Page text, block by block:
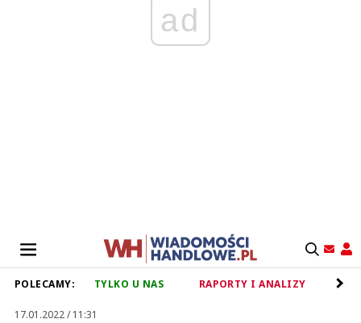
ad
POLECAMY: TYLKO U NAS RAPORTY I ANALIZY
17.01.2022 / 11:31